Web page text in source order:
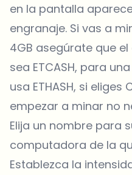
en la pantalla
engranaje. Si vas a
4GB asegúrate que
sea ETCASH, para
usa ETHASH, si
empezar a minar no
Elija un nombre para
computadora de la
Establezca la